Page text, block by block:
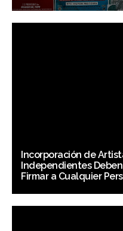
Incorporación de
Independientes
Firmar a Cualquier